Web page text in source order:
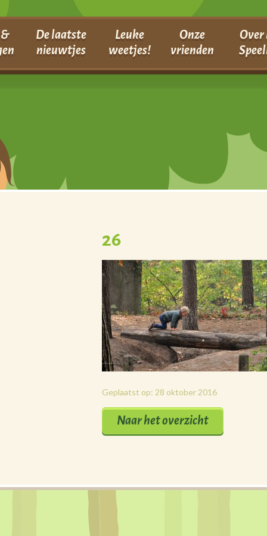
De laatste
nieuwtjes
Leuke
weetjes!
Onze
vrienden
Over
26
Geplaatst op: 28 oktober 2016
Naar het overzicht